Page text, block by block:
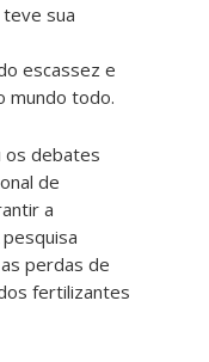
sua
escassez e
mundo todo.
os debates
de
a
perdas de
fertilizantes